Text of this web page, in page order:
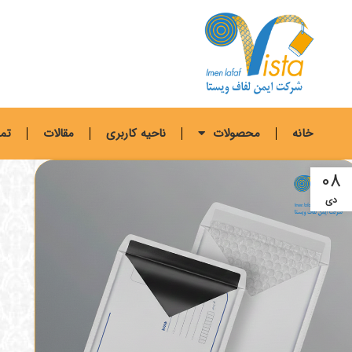
خانه محصولات ناحیه کاربری مقالات
08
دی